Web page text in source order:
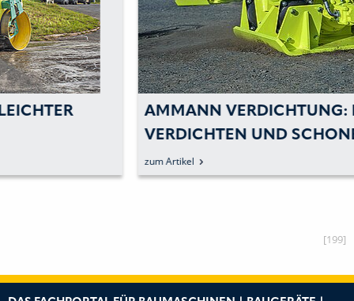
AMMANN VERDICHTUNG: INTELLIGENT
VERDICHTEN UND SCHONEND
[199]